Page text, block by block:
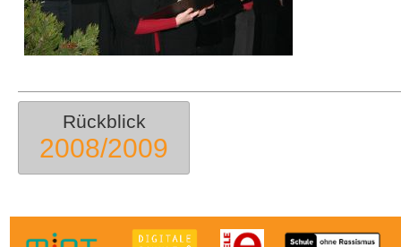
Rückblick
2008/2009